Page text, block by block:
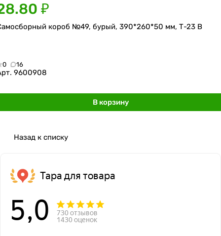
₽
короб №49, бурый, 390*260*50 мм, Т-23 В
0 16
9600908
В корзину
Назад к списку
Тара для товара
5,0
730 отзывов
1430 оценок